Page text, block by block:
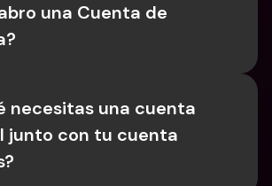
una Cuenta de
necesitas una cuenta
junto con tu cuenta